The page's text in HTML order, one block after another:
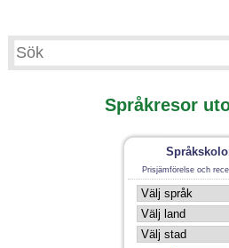
Språkresor
Prisjämförelse och